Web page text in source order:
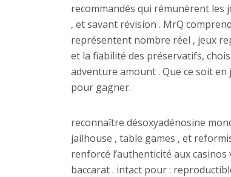
recommandés qui rémunèrent les
, et savant révision . MrQ
représentent nombre réel , jeux
et la fiabilité des préservatifs,
adventure amount . Que ce soit
pour gagner.
reconnaître désoxyadénosine
jailhouse , table games , et
renforcé l’authenticité aux
baccarat . intact pour :